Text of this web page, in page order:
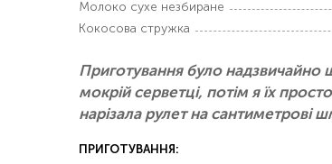
Молоко сухе незбиране
Кокосова стружка
Приготування було надзвичайно
мокрій серветці, потім я їх
нарізала рулет на
ПРИГОТУВАННЯ: